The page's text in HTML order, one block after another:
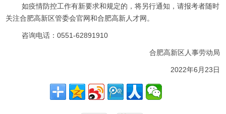
如疫情防控工作有新要求和规定的，将另行通知，请报考者随时
关注合肥高新区管委会官网和合肥高新人才网。
咨询电话：0551-62891910
合肥高新区人事劳动局
2022年6月23日